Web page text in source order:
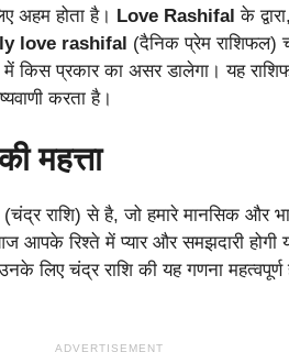
अहम होता है। Love Rashifal के
love rashifal (दैनिक प्रेम राशिफल)
प्रकार का असर डालेगा। यह
करता है।
महत्ता
(चंद्र राशि) से है, जो हमारे मानसिक और
रिश्ते में प्यार और समझदारी होगी
लिए चंद्र राशि की यह गणना
ADVERTISEMENT